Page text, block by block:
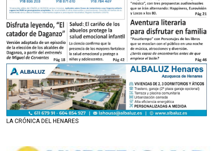
LA CRÓNICA DEL HENARES